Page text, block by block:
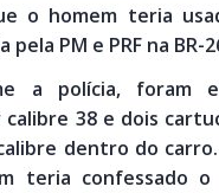
o homem teria
pela PM e PRF na BR-
a polícia, foram
calibre 38 e dois
dentro do
teria confessado o